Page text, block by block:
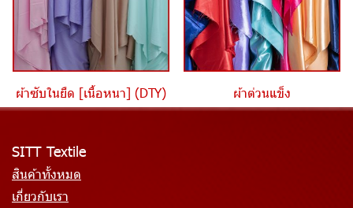
ผ้าซับในยืด [เนื้อหนา] (DTY) ผ้าต่วนแข็ง
SITT Textile
สินค้าทั้งหมด
เกี่ยวกับเรา